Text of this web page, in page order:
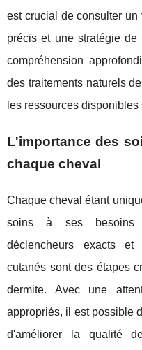
est crucial de consulter
précis et une stratégie de
compréhension
des traitements naturels
les ressources disponibles
L'importance des
chaque cheval
Chaque cheval étant
soins à ses besoins
déclencheurs exacts et
cutanés sont des étapes
dermite. Avec une
appropriés, il est possible
d'améliorer la qualité